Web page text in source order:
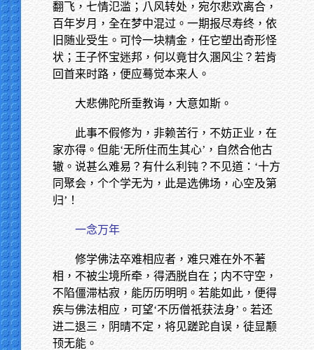
翻飞，七情氾滥；八风转处，宛尔悲欢离合，
百年岁月，全在梦中混过。一期报尽寿终，依
旧随业受生。可怜一块精金，任它塑出奇形怪
状；王子怀宝迷邦，何以竟甘久溷风尘？若肯
回首来时路，便应蓦觉本来人。
大悲佛陀所垂教诲，大意如斯。
此事不假修为，非赖苦行，不妨正业，在
家亦得。但能‘无所住而生其心’，自然合他古
辙。说甚么难易？有什么利钝？不见道：‘十方
同聚会，个个学无为，此是选佛场，心空及第
归’！
一念万年
修学佛法卒难相应者，难只难在外不著
相，不被尘境所牵，得洒脱自在；内不守空，
不陷僵滞枯寂，能历历明明。若能如此，便得
疾与佛法相应，可望‘不历僧祇获法身’。若还
进二退三，阴晴不定，将见蹉跎自误，徒显颟
顸无能。